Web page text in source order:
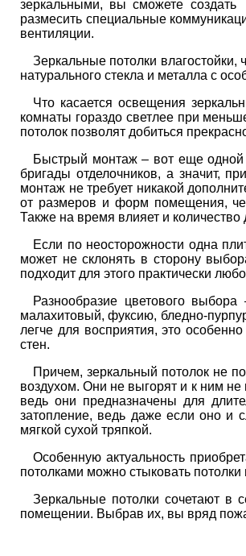
зеркальными, вы сможете
размесить специальные
вентиляции.
Зеркальные потолки влагостойки,
натурального стекла и металла с
Что касается освещения
комнаты гораздо светлее при
потолок позволят добиться
Быстрый монтаж – вот еще одной
бригады отделочников, а значит,
монтаж не требует никакой
от размеров и форм помещения,
Также на время влияет и
Если по неосторожности одна
может не склонять в сторону
подходит для этого практически
Разнообразие цветового
малахитовый, фуксию, бледно-
легче для восприятия, это
стен.
Причем, зеркальный потолок не
воздухом. Они не выгорят и к ним
ведь они предназначены для
затопление, ведь даже если оно и
мягкой сухой тряпкой.
Особенную актуальность
потолками можно стыковать потолки
Зеркальные потолки сочетают в
помещении. Выбрав их, вы вряд